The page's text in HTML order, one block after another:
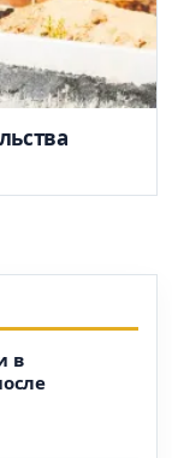
в